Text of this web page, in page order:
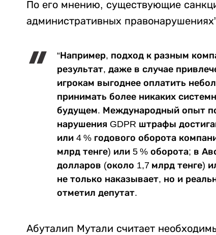
По его мнению, существующие
административных
“Например, подход к разным
результат, даже в случае
игрокам выгоднее оплатить
принимать более никаких
будущем. Международный опыт
нарушения GDPR штрафы
или 4 % годового оборота
млрд тенге) или 5 % оборота; в
долларов (около 1,7 млрд тенге)
не только наказывает, но и
отметил депутат.
Абуталип Мутали считает